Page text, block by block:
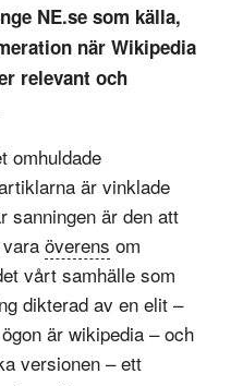
NE.se som källa,
när Wikipedia
relevant och
omhuldade
är vinklade
sanningen är den att
överens om
vårt samhälle som
dikterad av en elit –
är wikipedia – och
versionen – ett